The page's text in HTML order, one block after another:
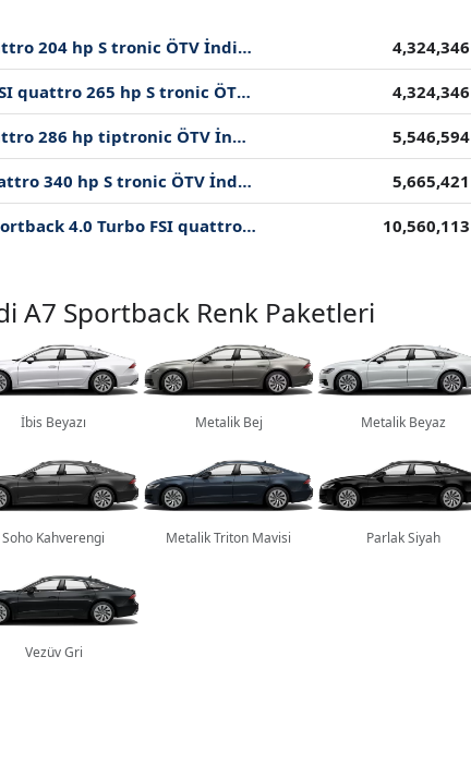
2025 Standart 40 TDI quattro 204 hp S tronic ÖTV İndirimli Fiyatı 4,324,346
2025 Standart 45 Turbo FSI quattro 265 hp S tronic ÖTV İndirimli Fiyatı 4,324,346
2025 Standart 50 TDI quattro 286 hp tiptronic ÖTV İndirimli Fiyatı 5,546,594
2025 Standart 55 TFSI quattro 340 hp S tronic ÖTV İndirimli Fiyatı 5,665,421
2025 Performance RS7 Sportback 4.0 Turbo FSI quattro 630 hp Tiptronic ÖTV İndirimli Fiyatı 10,560,113
A7 Sportback Renk Paketleri
İbis Beyazı Metalik Bej Metalik Beyaz
Soho Kahverengi Metalik Triton Mavisi Parlak Siyah
Vezüv Gri